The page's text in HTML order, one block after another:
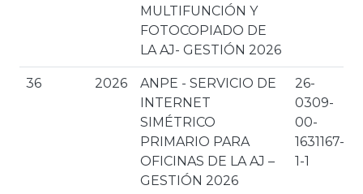
MULTIFUNCIÓN Y
FOTOCOPIADO DE
LA AJ- GESTIÓN 2026
36 2026
ANPE - SERVICIO DE
INTERNET
SIMÉTRICO
PRIMARIO PARA
OFICINAS DE LA AJ –
GESTIÓN 2026
26-
0309-
00-
1631167-
1-1